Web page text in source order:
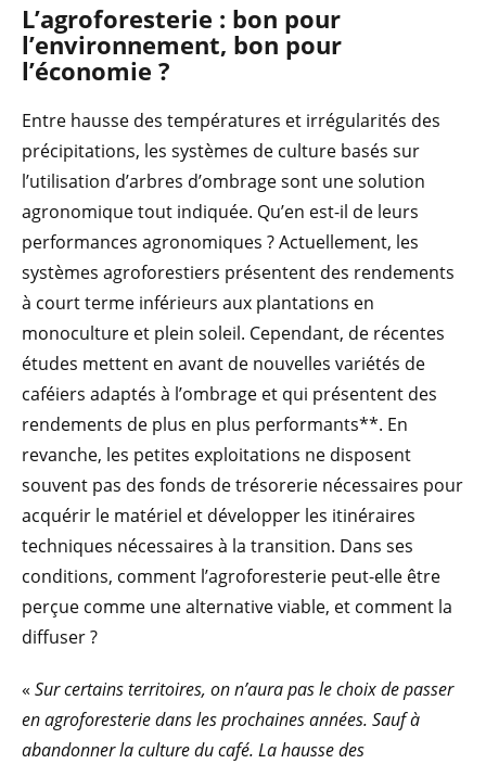
L’agroforesterie : bon pour
l’environnement, bon pour
l’économie ?
Entre hausse des températures et irrégularités des
précipitations, les systèmes de culture basés sur
l’utilisation d’arbres d’ombrage sont une solution
agronomique tout indiquée. Qu’en est-il de leurs
performances agronomiques ? Actuellement, les
systèmes agroforestiers présentent des rendements
à court terme inférieurs aux plantations en
monoculture et plein soleil. Cependant, de récentes
études mettent en avant de nouvelles variétés de
caféiers adaptés à l’ombrage et qui présentent des
rendements de plus en plus performants**. En
revanche, les petites exploitations ne disposent
souvent pas des fonds de trésorerie nécessaires pour
acquérir le matériel et développer les itinéraires
techniques nécessaires à la transition. Dans ses
conditions, comment l’agroforesterie peut-elle être
perçue comme une alternative viable, et comment la
diffuser ?
« Sur certains territoires, on n’aura pas le choix de passer
en agroforesterie dans les prochaines années. Sauf à
abandonner la culture du café. La hausse des